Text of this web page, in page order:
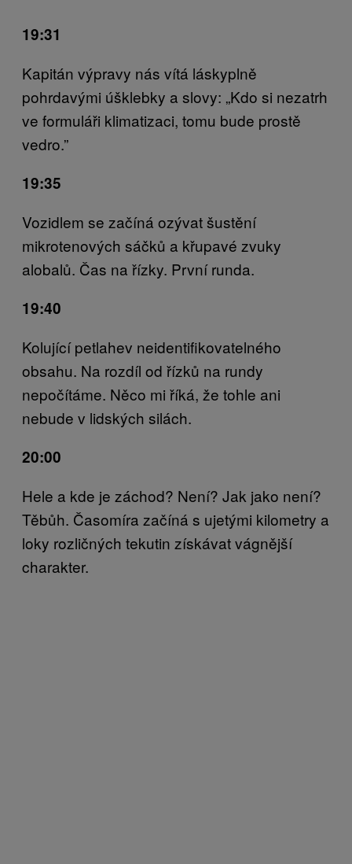
19:31
Kapitán výpravy nás vítá láskyplně
pohrdavými úšklebky a slovy: „Kdo si nezatrh
ve formuláři klimatizaci, tomu bude prostě
vedro.”
19:35
Vozidlem se začíná ozývat šustění
mikrotenových sáčků a křupavé zvuky
alobalů. Čas na řízky. První runda.
19:40
Kolující petlahev neidentifikovatelného
obsahu. Na rozdíl od řízků na rundy
nepočítáme. Něco mi říká, že tohle ani
nebude v lidských silách.
20:00
Hele a kde je záchod? Není? Jak jako není?
Těbůh. Časomíra začíná s ujetými kilometry a
loky rozličných tekutin získávat vágnější
charakter.